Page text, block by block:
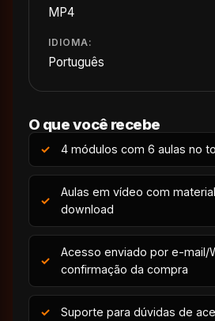
MP4
IDIOMA:
Português
O que você recebe
4 módulos com 6 aulas no
Aulas em vídeo com
download
Acesso enviado por e-mail/
confirmação da compra
Suporte para dúvidas de